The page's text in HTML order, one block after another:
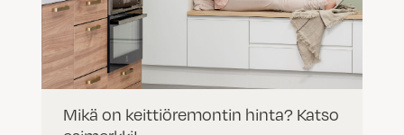
Mikä on keittiöremontin hinta? Katso